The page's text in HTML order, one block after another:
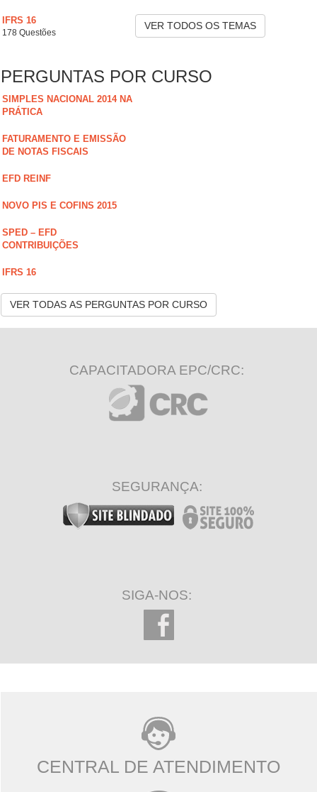
IFRS 16
178 Questões
VER TODOS OS TEMAS
PERGUNTAS POR CURSO
SIMPLES NACIONAL 2014 NA
PRÁTICA
FATURAMENTO E EMISSÃO
DE NOTAS FISCAIS
EFD REINF
NOVO PIS E COFINS 2015
SPED – EFD
CONTRIBUIÇÕES
IFRS 16
VER TODAS AS PERGUNTAS POR CURSO
CAPACITADORA EPC/CRC:
SEGURANÇA:
SIGA-NOS:
CENTRAL DE ATENDIMENTO